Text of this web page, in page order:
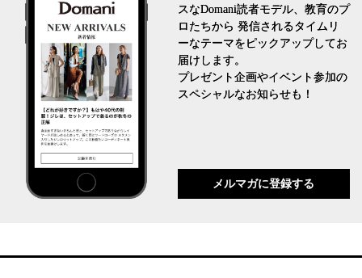
スなDomani読者モデル、教育のプ
ロたちから 発信されるタイムリ
ーなテーマをピックアップしてお
届けします。
プレゼント企画やイベント参加の
スペシャルなお知らせも！
メルマガに登録する